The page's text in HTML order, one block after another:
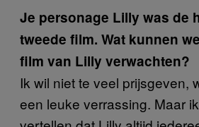
Je personage Lilly was de
tweede film. Wat kunnen
film van Lilly verwachten?
Ik wil niet te veel prijsgeven,
een leuke verrassing. Maar